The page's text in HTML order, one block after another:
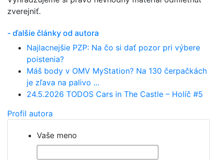
zverejniť.
- ďalšie články od autora
Najlacnejšie PZP: Na čo si dať pozor pri výbere
poistenia?
Máš body v OMV MyStation? Na 130 čerpačkách
je zľava na palivo ...
24.5.2026 TODOS Cars in The Castle – Holíč #5
Profil autora
Vaše meno